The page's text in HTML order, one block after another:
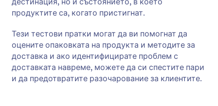
продуктите са, когато пристигнат.
Тези тестови пратки могат да ви помогнат да
оцените опаковката на продукта и методите за
доставка и ако идентифицирате проблем с
доставката навреме, можете да си спестите пари
и да предотвратите разочарование за клиентите.